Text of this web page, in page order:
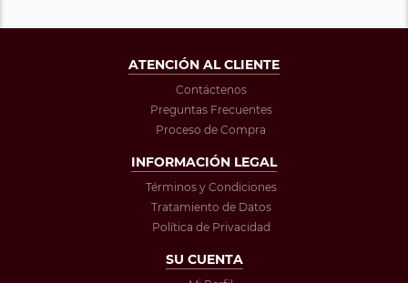
ATENCIÓN AL CLIENTE
Contáctenos
Preguntas Frecuentes
Proceso de Compra
INFORMACIÓN LEGAL
Términos y Condiciones
Tratamiento de Datos
Política de Privacidad
SU CUENTA